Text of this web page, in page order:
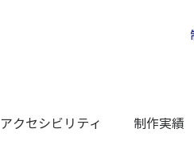
アクセシビリティ 制作実績